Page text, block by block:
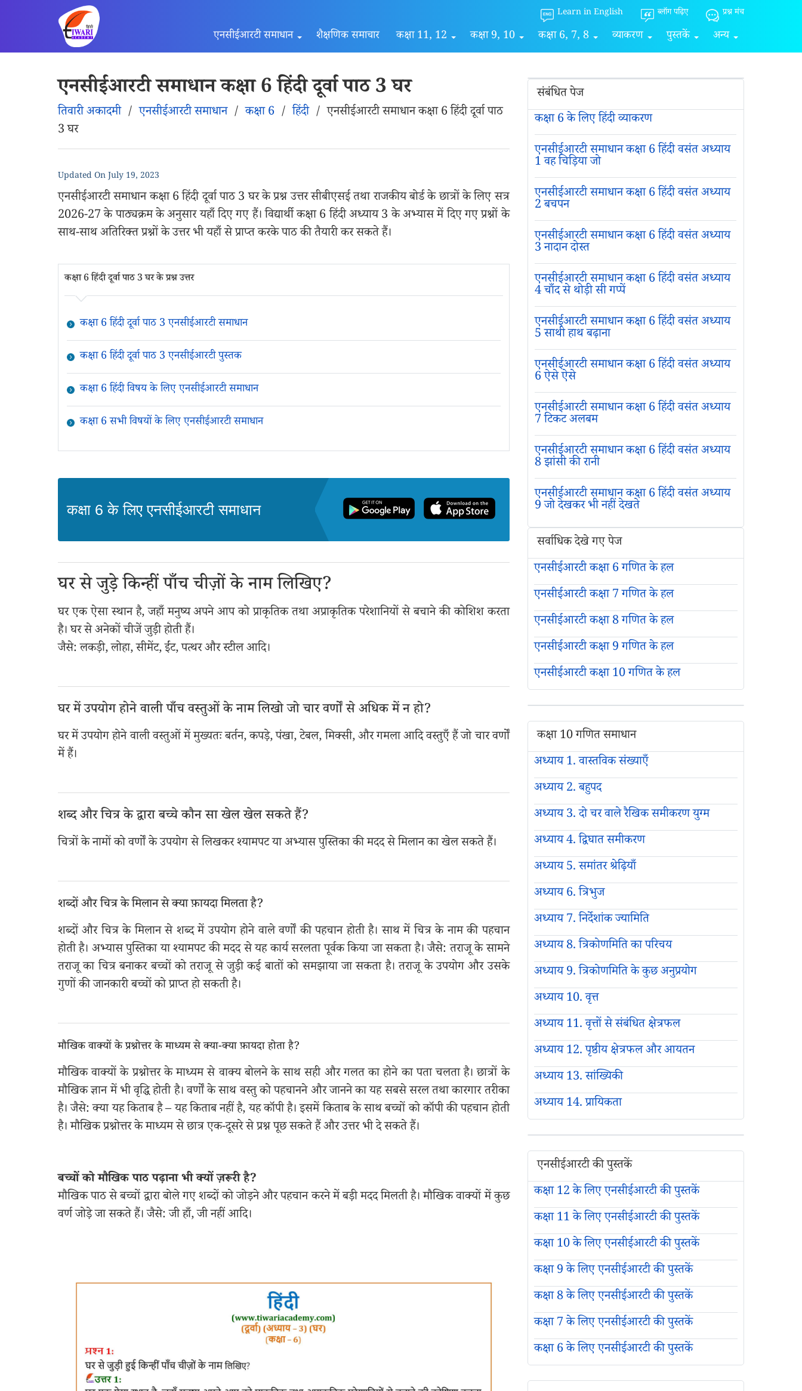
Learn in English ब्लॉग पढ़िए प्रश्न मंच
एनसीईआरटी समाधान शैक्षणिक समाचार कक्षा 11, 12 कक्षा 9, 10 कक्षा 6, 7, 8 व्याकरण पुस्तकें अन्य
एनसीईआरटी समाधान कक्षा 6 हिंदी दूर्वा पाठ 3 घर
तिवारी अकादमी/एनसीईआरटी समाधान/कक्षा 6 /हिंदी/एनसीईआरटी समाधान कक्षा 6 हिंदी दूर्वा पाठ
3 घर
Updated OnJuly 19, 2023
एनसीईआरटी समाधान कक्षा 6 हिंदी दूर्वा पाठ 3 घर के प्रश्न उत्तर सीबीएसई तथा राजकीय बोर्ड के छात्रों के लिए सत्र
2026-27 के पाठ्यक्रम के अनुसार यहाँ दिए गए हैं। विद्यार्थी कक्षा 6 हिंदी अध्याय 3 के अभ्यास में दिए गए प्रश्नों के
साथ-साथ अतिरिक्त प्रश्नों के उत्तर भी यहाँ से प्राप्त करके पाठ की तैयारी कर सकते हैं।
कक्षा 6 हिंदी दूर्वा पाठ 3 घर के प्रश्न उत्तर
कक्षा 6 हिंदी दूर्वा पाठ 3 एनसीईआरटी समाधान
कक्षा 6 हिंदी दूर्वा पाठ 3 एनसीईआरटी पुस्तक
कक्षा 6 हिंदी विषय के लिए एनसीईआरटी समाधान
कक्षा 6 सभी विषयों के लिए एनसीईआरटी समाधान
कक्षा 6 के लिए एनसीईआरटी समाधान
घर से जुड़े किन्हीं पाँच चीज़ों के नाम लिखिए?
घर एक ऐसा स्थान है, जहाँ मनुष्य अपने आप को प्राकृतिक तथा अप्राकृतिक परेशानियों से बचाने की कोशिश करता
है। घर से अनेकों चीजें जुड़ी होती हैं।
जैसे: लकड़ी, लोहा, सीमेंट, ईंट, पत्थर और स्टील आदि।
घर में उपयोग होने वाली पाँच वस्तुओं के नाम लिखो जो चार वर्णों से अधिक में न हो?
घर में उपयोग होने वाली वस्तुओं में मुख्यतः बर्तन, कपड़े, पंखा, टेबल, मिक्सी, और गमला आदि वस्तुएँ हैं जो चार वर्णों
में हैं।
शब्द और चित्र के द्वारा बच्चे कौन सा खेल खेल सकते हैं?
चित्रों के नामों को वर्णों के उपयोग से लिखकर श्यामपट या अभ्यास पुस्तिका की मदद से मिलान का खेल सकते हैं।
शब्दों और चित्र के मिलान से क्या फ़ायदा मिलता है?
शब्दों और चित्र के मिलान से शब्द में उपयोग होने वाले वर्णों की पहचान होती है। साथ में चित्र के नाम की पहचान
होती है। अभ्यास पुस्तिका या श्यामपट की मदद से यह कार्य सरलता पूर्वक किया जा सकता है। जैसे: तराजू के सामने
तराजू का चित्र बनाकर बच्चों को तराजू से जुड़ी कई बातों को समझाया जा सकता है। तराजू के उपयोग और उसके
गुणों की जानकारी बच्चों को प्राप्त हो सकती है।
मौखिक वाक्यों के प्रश्नोत्तर के माध्यम से क्या-क्या फ़ायदा होता है?
मौखिक वाक्यों के प्रश्नोत्तर के माध्यम से वाक्य बोलने के साथ सही और गलत का होने का पता चलता है। छात्रों के
मौखिक ज्ञान में भी वृद्धि होती है। वर्णों के साथ वस्तु को पहचानने और जानने का यह सबसे सरल तथा कारगार तरीका
है। जैसे: क्या यह किताब है – यह किताब नहीं है, यह कॉपी है। इसमें किताब के साथ बच्चों को कॉपी की पहचान होती
है। मौखिक प्रश्नोत्तर के माध्यम से छात्र एक-दूसरे से प्रश्न पूछ सकते हैं और उत्तर भी दे सकते हैं।
बच्चों को मौखिक पाठ पढ़ाना भी क्यों ज़रूरी है?
मौखिक पाठ से बच्चों द्वारा बोले गए शब्दों को जोड़ने और पहचान करने में बड़ी मदद मिलती है। मौखिक वाक्यों में कुछ
वर्ण जोड़े जा सकते हैं। जैसे: जी हाँ, जी नहीं आदि।
संबंधित पेज
कक्षा 6 के लिए हिंदी व्याकरण
एनसीईआरटी समाधान कक्षा 6 हिंदी वसंत अध्याय
1 वह चिड़िया जो
एनसीईआरटी समाधान कक्षा 6 हिंदी वसंत अध्याय
2 बचपन
एनसीईआरटी समाधान कक्षा 6 हिंदी वसंत अध्याय
3 नादान दोस्त
एनसीईआरटी समाधान कक्षा 6 हिंदी वसंत अध्याय
4 चाँद से थोड़ी सी गप्पें
एनसीईआरटी समाधान कक्षा 6 हिंदी वसंत अध्याय
5 साथी हाथ बढ़ाना
एनसीईआरटी समाधान कक्षा 6 हिंदी वसंत अध्याय
6 ऐसे ऐसे
एनसीईआरटी समाधान कक्षा 6 हिंदी वसंत अध्याय
7 टिकट अलबम
एनसीईआरटी समाधान कक्षा 6 हिंदी वसंत अध्याय
8 झांसी की रानी
एनसीईआरटी समाधान कक्षा 6 हिंदी वसंत अध्याय
9 जो देखकर भी नहीं देखते
सर्वाधिक देखे गए पेज
एनसीईआरटी कक्षा 6 गणित के हल
एनसीईआरटी कक्षा 7 गणित के हल
एनसीईआरटी कक्षा 8 गणित के हल
एनसीईआरटी कक्षा 9 गणित के हल
एनसीईआरटी कक्षा 10 गणित के हल
कक्षा 10 गणित समाधान
अध्याय 1. वास्तविक संख्याएँ
अध्याय 2. बहुपद
अध्याय 3. दो चर वाले रैखिक समीकरण युग्म
अध्याय 4. द्विघात समीकरण
अध्याय 5. समांतर श्रेढ़ियाँ
अध्याय 6. त्रिभुज
अध्याय 7. निर्देशांक ज्यामिति
अध्याय 8. त्रिकोणमिति का परिचय
अध्याय 9. त्रिकोणमिति के कुछ अनुप्रयोग
अध्याय 10. वृत्त
अध्याय 11. वृत्तों से संबंधित क्षेत्रफल
अध्याय 12. पृष्ठीय क्षेत्रफल और आयतन
अध्याय 13. सांख्यिकी
अध्याय 14. प्रायिकता
एनसीईआरटी की पुस्तकें
कक्षा 12 के लिए एनसीईआरटी की पुस्तकें
कक्षा 11 के लिए एनसीईआरटी की पुस्तकें
कक्षा 10 के लिए एनसीईआरटी की पुस्तकें
कक्षा 9 के लिए एनसीईआरटी की पुस्तकें
कक्षा 8 के लिए एनसीईआरटी की पुस्तकें
कक्षा 7 के लिए एनसीईआरटी की पुस्तकें
कक्षा 6 के लिए एनसीईआरटी की पुस्तकें